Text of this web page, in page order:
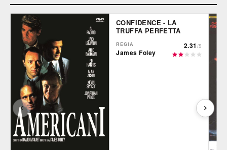
CONFIDENCE - LA
TRUFFA PERFETTA
REGIA
James Foley
2.31 /5